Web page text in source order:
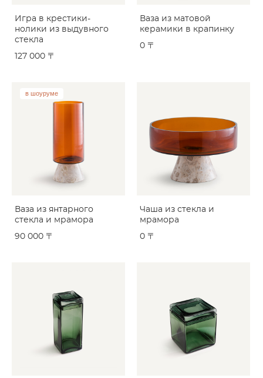
Игра в крестики-
нолики из выдувного
стекла
127 000 〒
Ваза из матовой
керамики в крапинку
0 〒
в шоуруме
Ваза из янтарного
стекла и мрамора
90 000 〒
Чаша из стекла и
мрамора
0 〒